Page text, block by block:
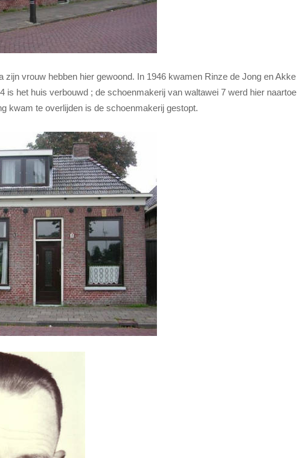
zijn vrouw hebben hier gewoond. In 1946 kwamen Rinze de Jong en Akke
is het huis verbouwd ; de schoenmakerij van waltawei 7 werd hier naartoe
kwam te overlijden is de schoenmakerij gestopt.